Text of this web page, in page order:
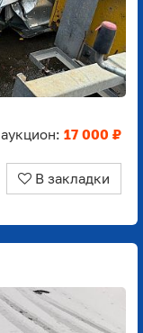
аукцион: 17 000 ₽
В закладки